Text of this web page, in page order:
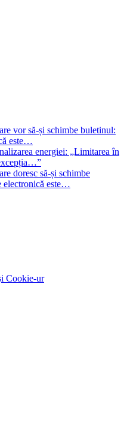
vor să-și schimbe buletinul:
este…
energiei: „Limitarea în
doresc să-și schimbe
electronică este…
Cookie-ur